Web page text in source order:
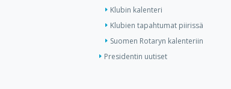
Klubin kalenteri
Klubien tapahtumat piirissä
Suomen Rotaryn kalenteriin
Presidentin uutiset